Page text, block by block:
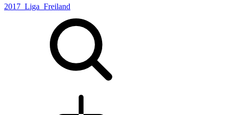
2017_Liga_Freiland